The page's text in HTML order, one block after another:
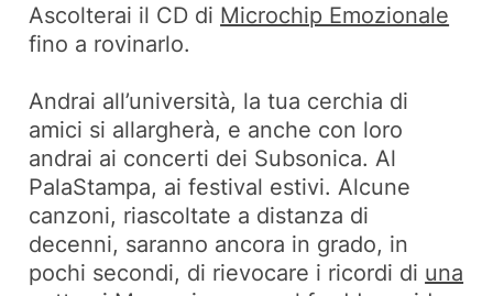
Ascolterai il CD di Microchip Emozionale
fino a rovinarlo.
Andrai all’università, la tua cerchia di
amici si allargherà, e anche con loro
andrai ai concerti dei Subsonica. Al
PalaStampa, ai festival estivi. Alcune
canzoni, riascoltate a distanza di
decenni, saranno ancora in grado, in
pochi secondi, di rievocare i ricordi di una